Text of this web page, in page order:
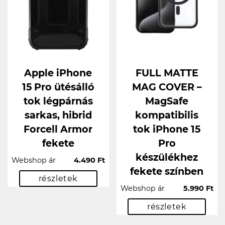
Apple iPhone
15 Pro ütésálló
tok légpárnás
sarkas, hibrid
Forcell Armor
fekete
Webshop ár 4.490 Ft
részletek
FULL MATTE
MAG COVER –
MagSafe
kompatibilis
tok iPhone 15
Pro
készülékhez
fekete színben
Webshop ár 5.990 Ft
részletek